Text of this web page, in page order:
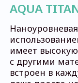
AQUA
имеет
с другими
встроен в